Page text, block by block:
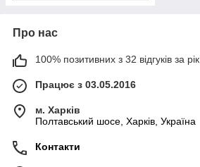
Про нас
100% позитивних з 32 відгуків за рік
Працює з 03.05.2016
м. Харків
Полтавський шосе, Харків, Україна
Контакти